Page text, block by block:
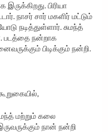
பிரியா
நாசர் சார் மகளிர் மட்டும்
நடித்துள்ளார். சுமந்த்
படத்தை நன்றாக
பிடிக்கும் நன்றி.
மற்றும் கலை
நான் நன்றி